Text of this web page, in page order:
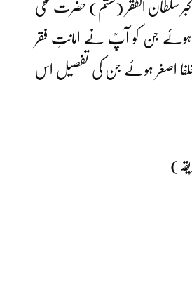
سلطان الفقر (ششم) حضرت سخی
ہوئے جن کو آپؒ نے امانتِ فقر
خلفا اصغر ہوئے جن کی تفصیل اس